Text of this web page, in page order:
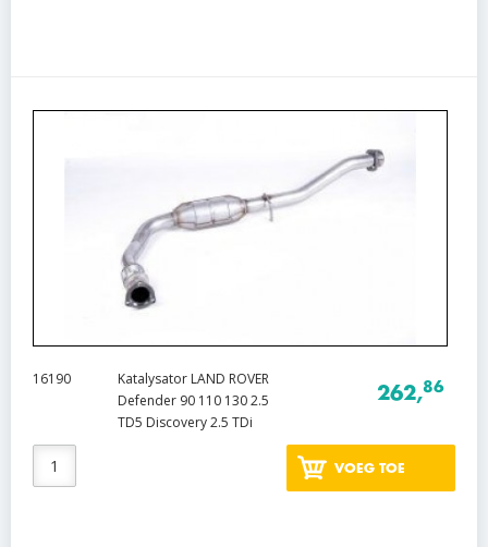
16190
Katalysator LAND ROVER
Defender 90 110 130 2.5
TD5 Discovery 2.5 TDi
262,86
VOEG TOE